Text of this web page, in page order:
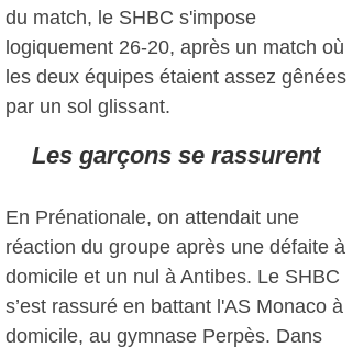
du match, le SHBC s'impose
logiquement 26-20, après un match où
les deux équipes étaient assez gênées
par un sol glissant.
Les garçons se rassurent
En Prénationale, on attendait une
réaction du groupe après une défaite à
domicile et un nul à Antibes. Le SHBC
s’est rassuré en battant l'AS Monaco à
domicile, au gymnase Perpès. Dans